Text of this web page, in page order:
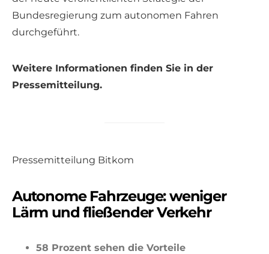
Bundesregierung zum autonomen Fahren
durchgeführt.
Weitere Informationen finden Sie in der
Pressemitteilung.
Pressemitteilung Bitkom
Autonome Fahrzeuge: weniger
Lärm und fließender Verkehr
58 Prozent sehen die Vorteile